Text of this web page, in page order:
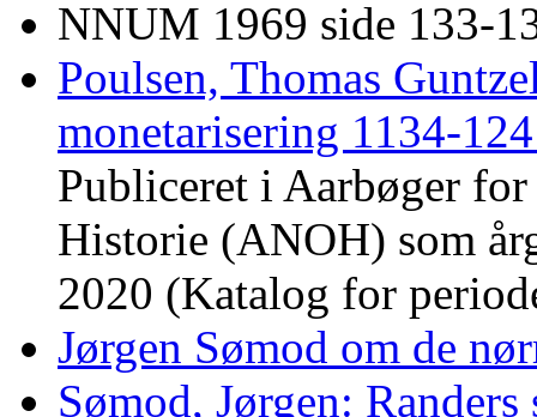
NNUM 1969 side 133-
Poulsen, Thomas
monetarisering 1134-
Publiceret i Aarbøger
Historie (ANOH) som
2020 (Katalog for
Jørgen Sømod om de
Sømod, Jørgen: